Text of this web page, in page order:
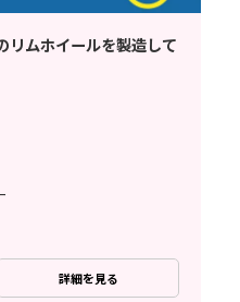
リムホイールを製造して
詳細を見る